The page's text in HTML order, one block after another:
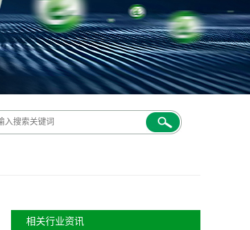
相关行业资讯